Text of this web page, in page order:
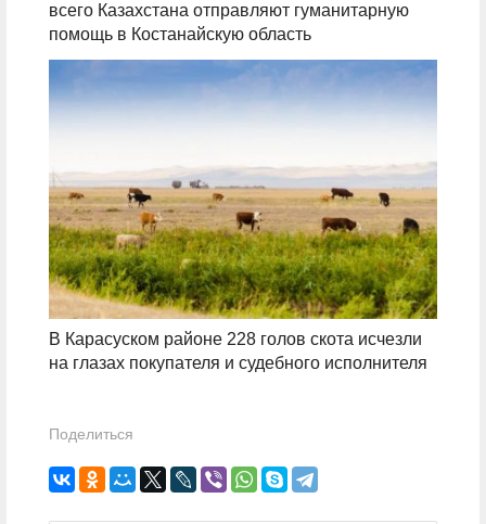
всего Казахстана отправляют гуманитарную
помощь в Костанайскую область
В Карасуском районе 228 голов скота исчезли
на глазах покупателя и судебного исполнителя
Поделиться